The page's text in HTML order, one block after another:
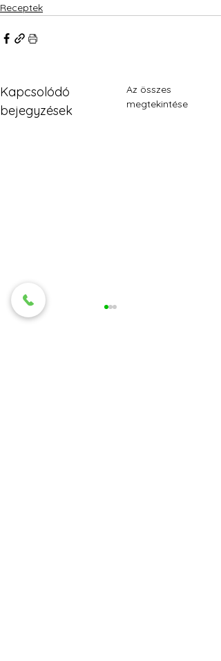
Receptek
Kapcsolódó
bejegyzések
Az összes
megtekintése